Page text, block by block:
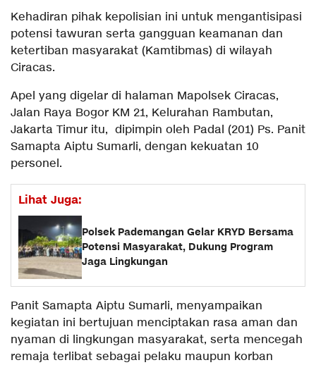
Kehadiran pihak kepolisian ini untuk mengantisipasi
potensi tawuran serta gangguan keamanan dan
ketertiban masyarakat (Kamtibmas) di wilayah
Ciracas.
Apel yang digelar di halaman Mapolsek Ciracas,
Jalan Raya Bogor KM 21, Kelurahan Rambutan,
Jakarta Timur itu, dipimpin oleh Padal (201) Ps. Panit
Samapta Aiptu Sumarli, dengan kekuatan 10
personel.
Lihat Juga:
Polsek Pademangan Gelar KRYD Bersama
Potensi Masyarakat, Dukung Program
Jaga Lingkungan
Panit Samapta Aiptu Sumarli, menyampaikan
kegiatan ini bertujuan menciptakan rasa aman dan
nyaman di lingkungan masyarakat, serta mencegah
remaja terlibat sebagai pelaku maupun korban